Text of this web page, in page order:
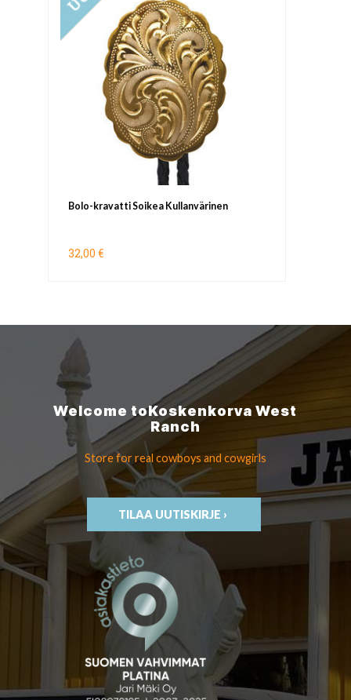
Bolo-kravatti Soikea Kullanvärinen
32,00 €
Welcome toKoskenkorvaWest
Ranch
Store for real cowboys and cowgirls
TILAA UUTISKIRJE ›